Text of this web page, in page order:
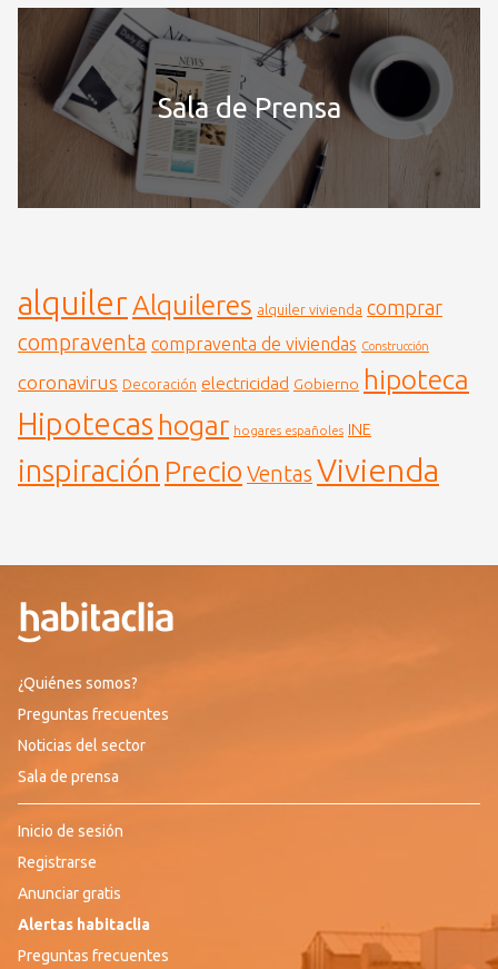
Sala de Prensa
alquilerAlquileres alquiler vivienda comprar
compraventa compraventa de viviendas Construcción
coronavirus Decoración electricidad Gobierno hipoteca
Hipotecas hogar hogares españoles INE
inspiración Precio Ventas Vivienda
¿Quiénes somos?
Preguntas frecuentes
Noticias del sector
Sala de prensa
Inicio de sesión
Registrarse
Anunciar gratis
Alertas habitaclia
Preguntas frecuentes